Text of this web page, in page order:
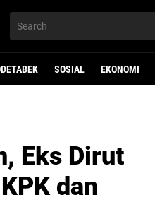
SOSIAL EKONOMI
Eks Dirut
dan